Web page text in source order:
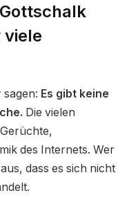
viele
sagen: Es gibt keine
Die vielen
des Internets. Wer
dass es sich nicht